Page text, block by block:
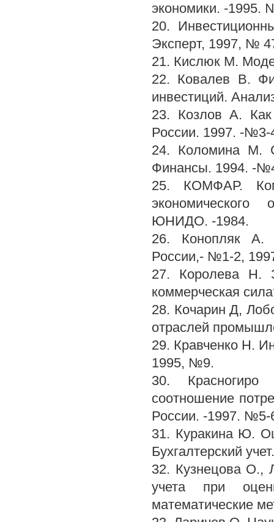
экономики. -1995.
20.
Эксперт, 1997, №
21. Кислюк М.
22. Ковалев В.
инвестиций.
23. Козлов А. Как
России. 1997. -№3-
24. Коломина М.
Финансы. 1994. -
25. КОМФАР.
экономического
ЮНИДО. -1984.
26. Конопляк А.
России,- №1-2,
27. Королева Н.
коммерческая
28. Кочарин Д,
отраслей
29. Кравченко Н.
1995, №9.
30. Красногиро
соотношение
России. -1997. №5-
31. Куракина Ю.
Бухгалтерский
32. Кузнецова О.,
учета при
математические